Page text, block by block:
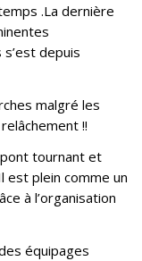
.La dernière
depuis
malgré les
!!
tournant et
est plein comme un
à l’organisation
équipages